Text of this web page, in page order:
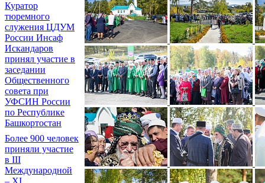
Куратор
тюремного
служения ЦДУМ
России Инсаф
Искандаров
принял участие в
заседании
Общественного
совета при
УФСИН России
по Республике
Башкортостан
Более 900 человек
приняли участие
в III
Международной
– XI